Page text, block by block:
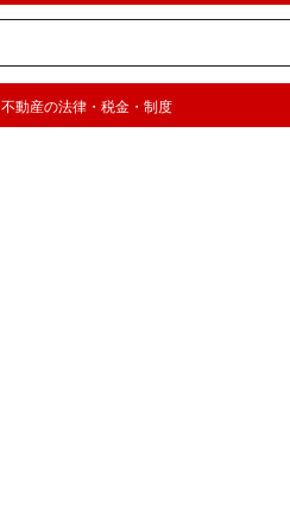
不動産の法律・税金・制度